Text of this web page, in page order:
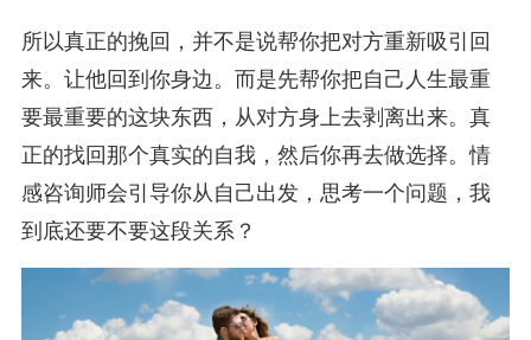
所以真正的挽回，并不是说帮你把对方重新吸引回
来。让他回到你身边。而是先帮你把自己人生最重
要最重要的这块东西，从对方身上去剥离出来。真
正的找回那个真实的自我，然后你再去做选择。情
感咨询师会引导你从自己出发，思考一个问题，我
到底还要不要这段关系？